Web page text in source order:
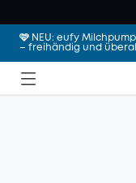
🩷 NEU: eufy
– freihändig und überall